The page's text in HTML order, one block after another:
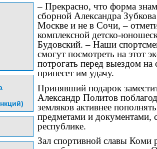
– Прекрасно, что форма
сборной Александра
Москве и не в Сочи, –
комплексной детско-
Будовский. – Наши
смогут посмотреть на этот
потрогать перед выездом
принесет им удачу.
Принявший подарок
Александр Политов
земляков активнее
предметами и документами,
республике.
Зал спортивной славы Коми